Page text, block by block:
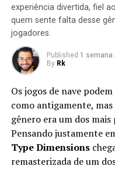
Se você acompanhou o
visual dele parece muito
Capcom:X-Men,Marvel
Capcom. As poses, os
lembram muito aqueles
Isso fica ainda mais
repete animações e
experiência divertida, fiel
quem sente falta desse
jogadores.
Published 1 semana
By Rk
Os jogos de nave
como antigamente, mas
gênero era um dos
Pensando justamente
Type Dimensions
remasterizada de um